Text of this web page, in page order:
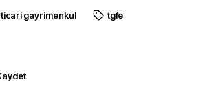
ticari gayrimenkul tgfe